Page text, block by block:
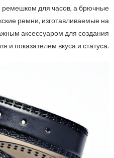
ремешком для часов, а брючные
ремни, изготавливаемые на
аксессуаром для создания
и показателем вкуса и статуса.